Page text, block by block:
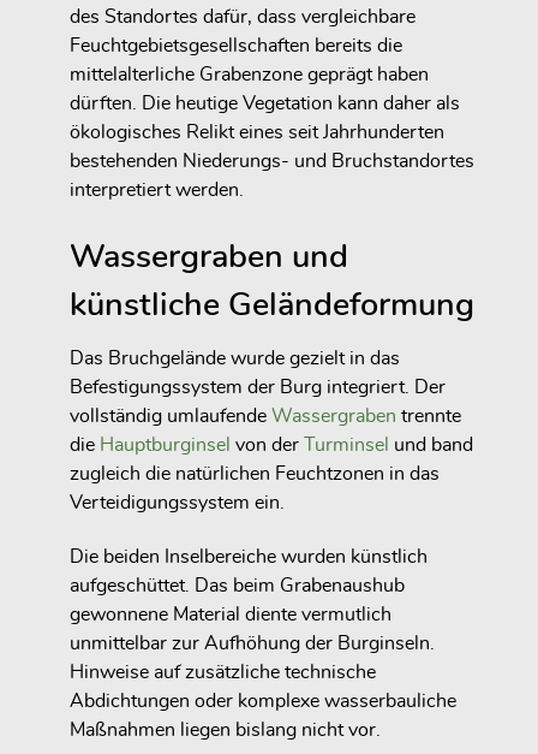
des Standortes dafür, dass vergleichbare
Feuchtgebietsgesellschaften bereits die
mittelalterliche Grabenzone geprägt haben
dürften. Die heutige Vegetation kann daher als
ökologisches Relikt eines seit Jahrhunderten
bestehenden Niederungs- und Bruchstandortes
interpretiert werden.
Wassergraben und
künstliche Geländeformung
Das Bruchgelände wurde gezielt in das
Befestigungssystem der Burg integriert. Der
vollständig umlaufende Wassergraben trennte
die Hauptburginsel von der Turminsel und band
zugleich die natürlichen Feuchtzonen in das
Verteidigungssystem ein.
Die beiden Inselbereiche wurden künstlich
aufgeschüttet. Das beim Grabenaushub
gewonnene Material diente vermutlich
unmittelbar zur Aufhöhung der Burginseln.
Hinweise auf zusätzliche technische
Abdichtungen oder komplexe wasserbauliche
Maßnahmen liegen bislang nicht vor.